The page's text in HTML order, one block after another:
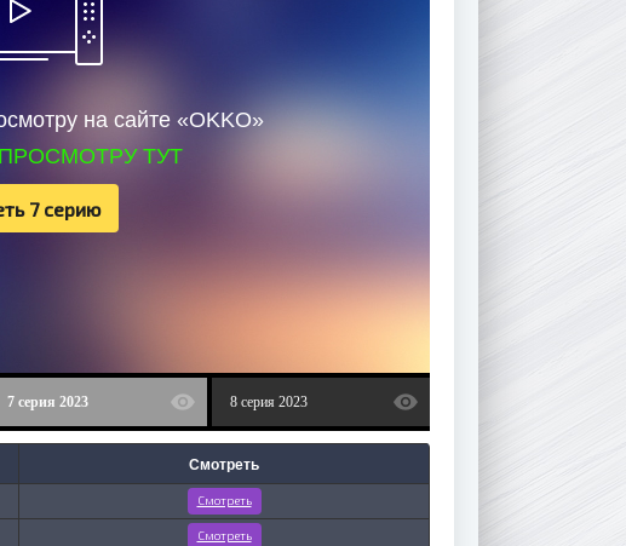
на сайте «OKKO»
ТУТ
7 серию
7 серия 2023 8 серия 2023
Смотреть
Смотреть
Смотреть